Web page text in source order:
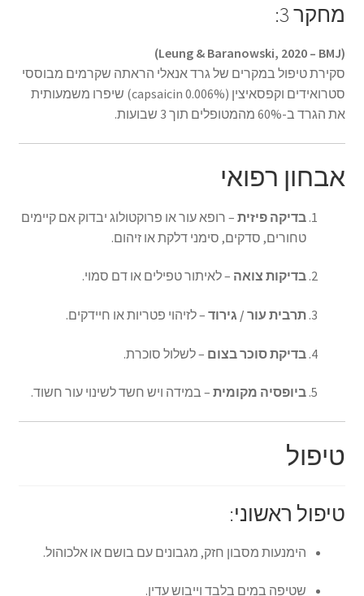
מחקר 3:
(Leung & Baranowski, 2020 – BMJ)
סקירת טיפול במקרים של גרד אנאלי הראתה שקרמים מבוססי
סטרואידים וקפסאיצין (capsaicin 0.006%) שיפרו משמעותית
את הגרד ב-60% מהמטופלים תוך 3 שבועות.
אבחון רפואי
בדיקה פיזית– רופא עור או פרוקטולוג יבדוק אם קיימים
טחורים, סדקים, סימני דלקת או זיהום.
בדיקות צואה – לאיתור טפילים או דם סמוי.
תרבית עור / גירוד– לזיהוי פטריות או חיידקים.
בדיקת סוכר בצום – לשלול סוכרת.
ביופסיה מקומית– במידה ויש חשד לשינוי עור חשוד.
טיפול
טיפול ראשוני:
הימנעות מסבון חזק, מגבונים עם בושם או אלכוהול.
שטיפה במים בלבד וייבוש עדין.